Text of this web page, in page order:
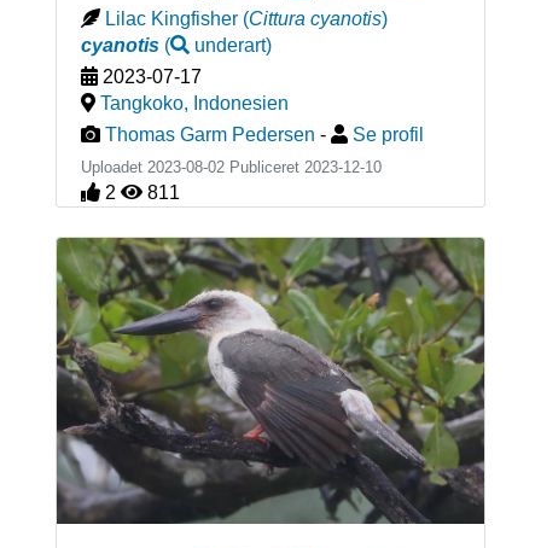
Lilac Kingfisher (Cittura cyanotis)
cyanotis( underart)
2023-07-17
Tangkoko, Indonesien
Thomas Garm Pedersen - Se profil
Uploadet 2023-08-02 Publiceret 2023-12-10
2 811